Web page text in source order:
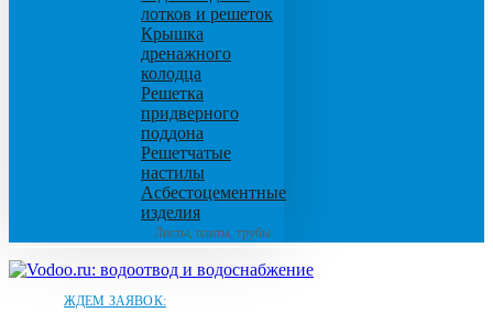
лотков и решеток
Крышка
дренажного
колодца
Решетка
придверного
поддона
Решетчатые
настилы
Асбестоцементные
изделия
Листы, плиты, трубы
ЖДЕМ ЗАЯВОК: